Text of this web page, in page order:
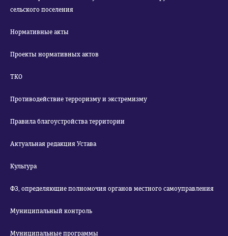
сельского поселения
Нормативные акты
Проекты нормативных актов
ТКО
Противодействие терроризму и экстремизму
Правила благоустройства территории
Актуальная редакция Устава
Культура
ФЗ, определяющие полномочия органов местного самоуправления
Муниципальный контроль
Муниципальные программы